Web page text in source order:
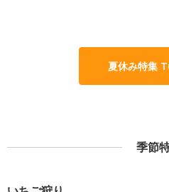
夏休み特集
季節